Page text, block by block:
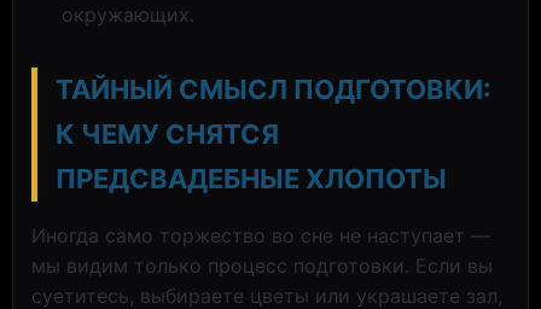
окружающих.
ТАЙНЫЙ СМЫСЛ ПОДГОТОВКИ:
К ЧЕМУ СНЯТСЯ
ПРЕДСВАДЕБНЫЕ ХЛОПОТЫ
Иногда само торжество во сне не наступает —
мы видим только процесс подготовки. Если вы
суетитесь, выбираете цветы или украшаете зал,